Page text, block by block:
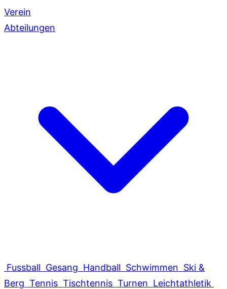
Verein
Abteilungen
Fussball Gesang Handball Schwimmen Ski &
Berg Tennis Tischtennis Turnen Leichtathletik